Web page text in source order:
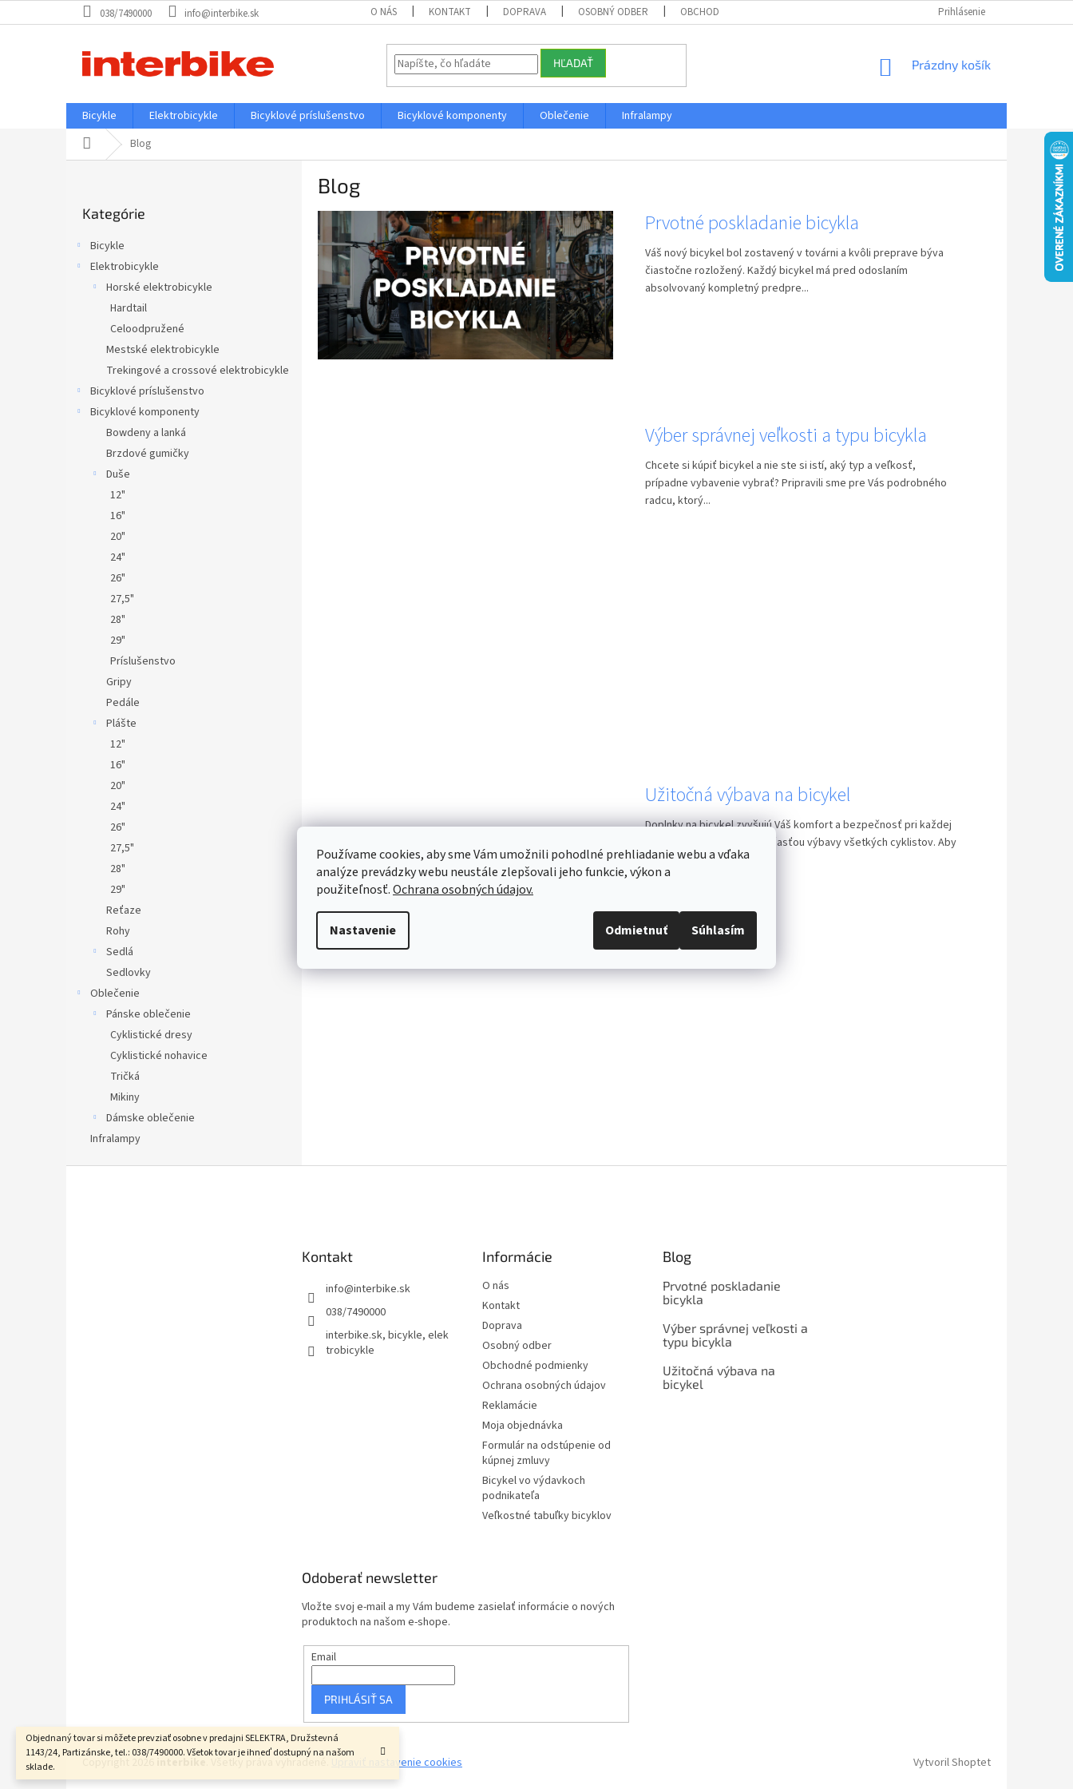
Používame cookies, aby sme Vám umožnili pohodlné prehliadanie webu a vďaka
analýze prevádzky webu neustále zlepšovali jeho funkcie, výkon a
použiteľnosť.Ochrana osobných údajov.
Nastavenie Odmietnuť Súhlasím
na
Objednaný tovar si môžete prevziať osobne v predajni SELEKTRA, Družstevná
1143/24, Partizánske, tel.: 038/7490000. Všetok tovar je ihneď dostupný na našom
sklade.
038/7490000 info@interbike.sk O NÁS KONTAKT DOPRAVA OSOBNÝ ODBER OBCHODNÉ PODMIENKY OCHRANA OSOBNÝCH ÚDAJOV REKLAMÁCIE
Prihlásenie
HĽADAŤ
NÁKUPNÝ
Prázdny košík
Bicykle Elektrobicykle Bicyklové príslušenstvo Bicyklové komponenty Oblečenie
Infralampy
DomovBlog
kategórie
Kategórie
Bicykle
Elektrobicykle
Horské elektrobicykle
Hardtail
Celoodpružené
Mestské elektrobicykle
Trekingové a crossové elektrobicykle
Bicyklové príslušenstvo
Bicyklové komponenty
Bowdeny a lanká
Brzdové gumičky
Duše
12"
16"
20"
24"
26"
27,5"
28"
29"
Príslušenstvo
Gripy
Pedále
Plášte
12"
16"
20"
24"
26"
27,5"
28"
29"
Reťaze
Rohy
Sedlá
Sedlovky
Oblečenie
Pánske oblečenie
Cyklistické dresy
Cyklistické nohavice
Tričká
Mikiny
Dámske oblečenie
Infralampy
Blog
V
ý
p
s
č
l
á
n
Prvotné poskladanie bicykla
Váš nový bicykel bol zostavený v továrni a kvôli preprave býva
čiastočne rozložený. Každý bicykel má pred odoslaním
absolvovaný kompletný predpre...
Výber správnej veľkosti a typu bicykla
Chcete si kúpiť bicykel a nie ste si istí, aký typ a veľkosť,
prípadne vybavenie vybrať? Pripravili sme pre Vás podrobného
radcu, ktorý...
Užitočná výbava na bicykel
Doplnky na bicykel zvyšujú Váš komfort a bezpečnosť pri každej
jazde. Mali by byť preto súčasťou výbavy všetkých cyklistov. Aby
ste nezabudli na tie n...
v
Kontakt
info@interbike.sk
038/7490000
interbike.sk, bicykle, elek
trobicykle
Informácie
O nás
Kontakt
Doprava
Osobný odber
Obchodné podmienky
Ochrana osobných údajov
Reklamácie
Moja objednávka
Formulár na odstúpenie od
kúpnej zmluvy
Bicykel vo výdavkoch
podnikateľa
Veľkostné tabuľky bicyklov
Blog
Prvotné poskladanie
bicykla
Výber správnej veľkosti a
typu bicykla
Užitočná výbava na
bicykel
Odoberať newsletter
Vložte svoj e-mail a my Vám budeme zasielať informácie o nových
produktoch na našom e-shope.
Email
PRIHLÁSIŤ SA
Vytvoril Shoptet
Copyright 2026 Upraviť nastavenie cookies